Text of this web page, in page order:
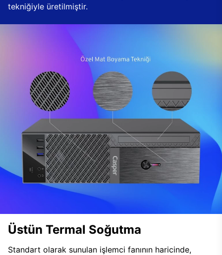
tekniğiyle üretilmiştir.
Üstün Termal Soğutma
Standart olarak sunulan işlemci fanının haricinde,